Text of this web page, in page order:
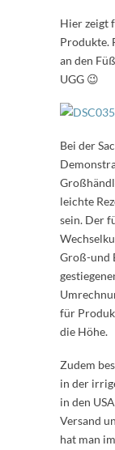
Hier zeigt
Produkte.
an den
UGG 😉
Bei der
leichte
sein. Der
Groß-und
für
die Höhe.
Zudem
in der
in den
Versand
hat man